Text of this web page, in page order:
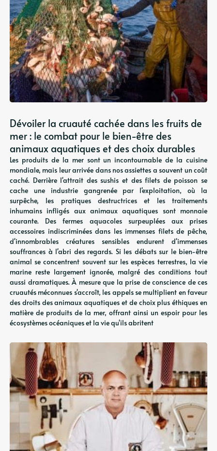
Dévoiler la cruauté cachée dans les fruits de
mer : le combat pour le bien-être des
animaux aquatiques et des choix durables
Les produits de la mer sont un incontournable de la cuisine
mondiale, mais leur arrivée dans nos assiettes a souvent un coût
caché. Derrière l'attrait des sushis et des filets de poisson se
cache une industrie gangrenée par l'exploitation, où la
surpêche, les pratiques destructrices et les traitements
inhumains infligés aux animaux aquatiques sont monnaie
courante. Des fermes aquacoles surpeuplées aux prises
accessoires indiscriminées dans les immenses filets de pêche,
d'innombrables créatures sensibles endurent d'immenses
souffrances à l'abri des regards. Si les débats sur le bien-être
animal se concentrent souvent sur les espèces terrestres, la vie
marine reste largement ignorée, malgré des conditions tout
aussi dramatiques. À mesure que la prise de conscience de ces
cruautés méconnues s'accroît, les appels se multiplient en faveur
des droits des animaux aquatiques et de choix plus éthiques en
matière de produits de la mer, offrant ainsi un espoir pour les
écosystèmes océaniques et la vie qu'ils abritent